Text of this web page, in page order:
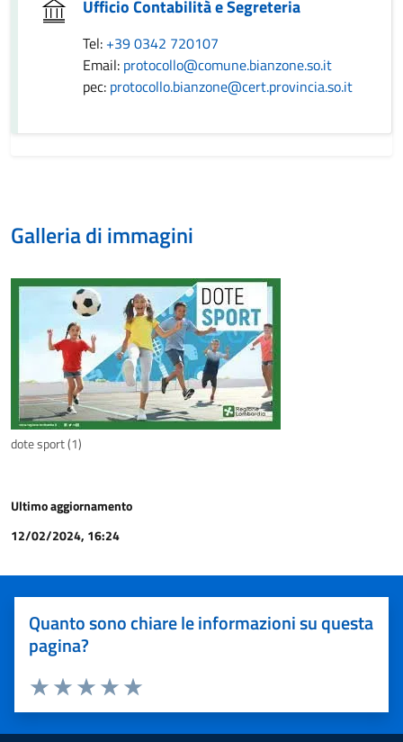
Ufficio Contabilità e Segreteria
Tel: +39 0342 720107
Email: protocollo@comune.bianzone.so.it
pec: protocollo.bianzone@cert.provincia.so.it
Galleria di immagini
dote sport (1)
Ultimo aggiornamento
12/02/2024, 16:24
Quanto sono chiare le informazioni su questa
pagina?
Valuta 5 stelle su 5
Valuta 4 stelle su 5
Valuta 3 stelle su 5
Valuta 2 stelle su 5
Valuta 1 stelle su 5